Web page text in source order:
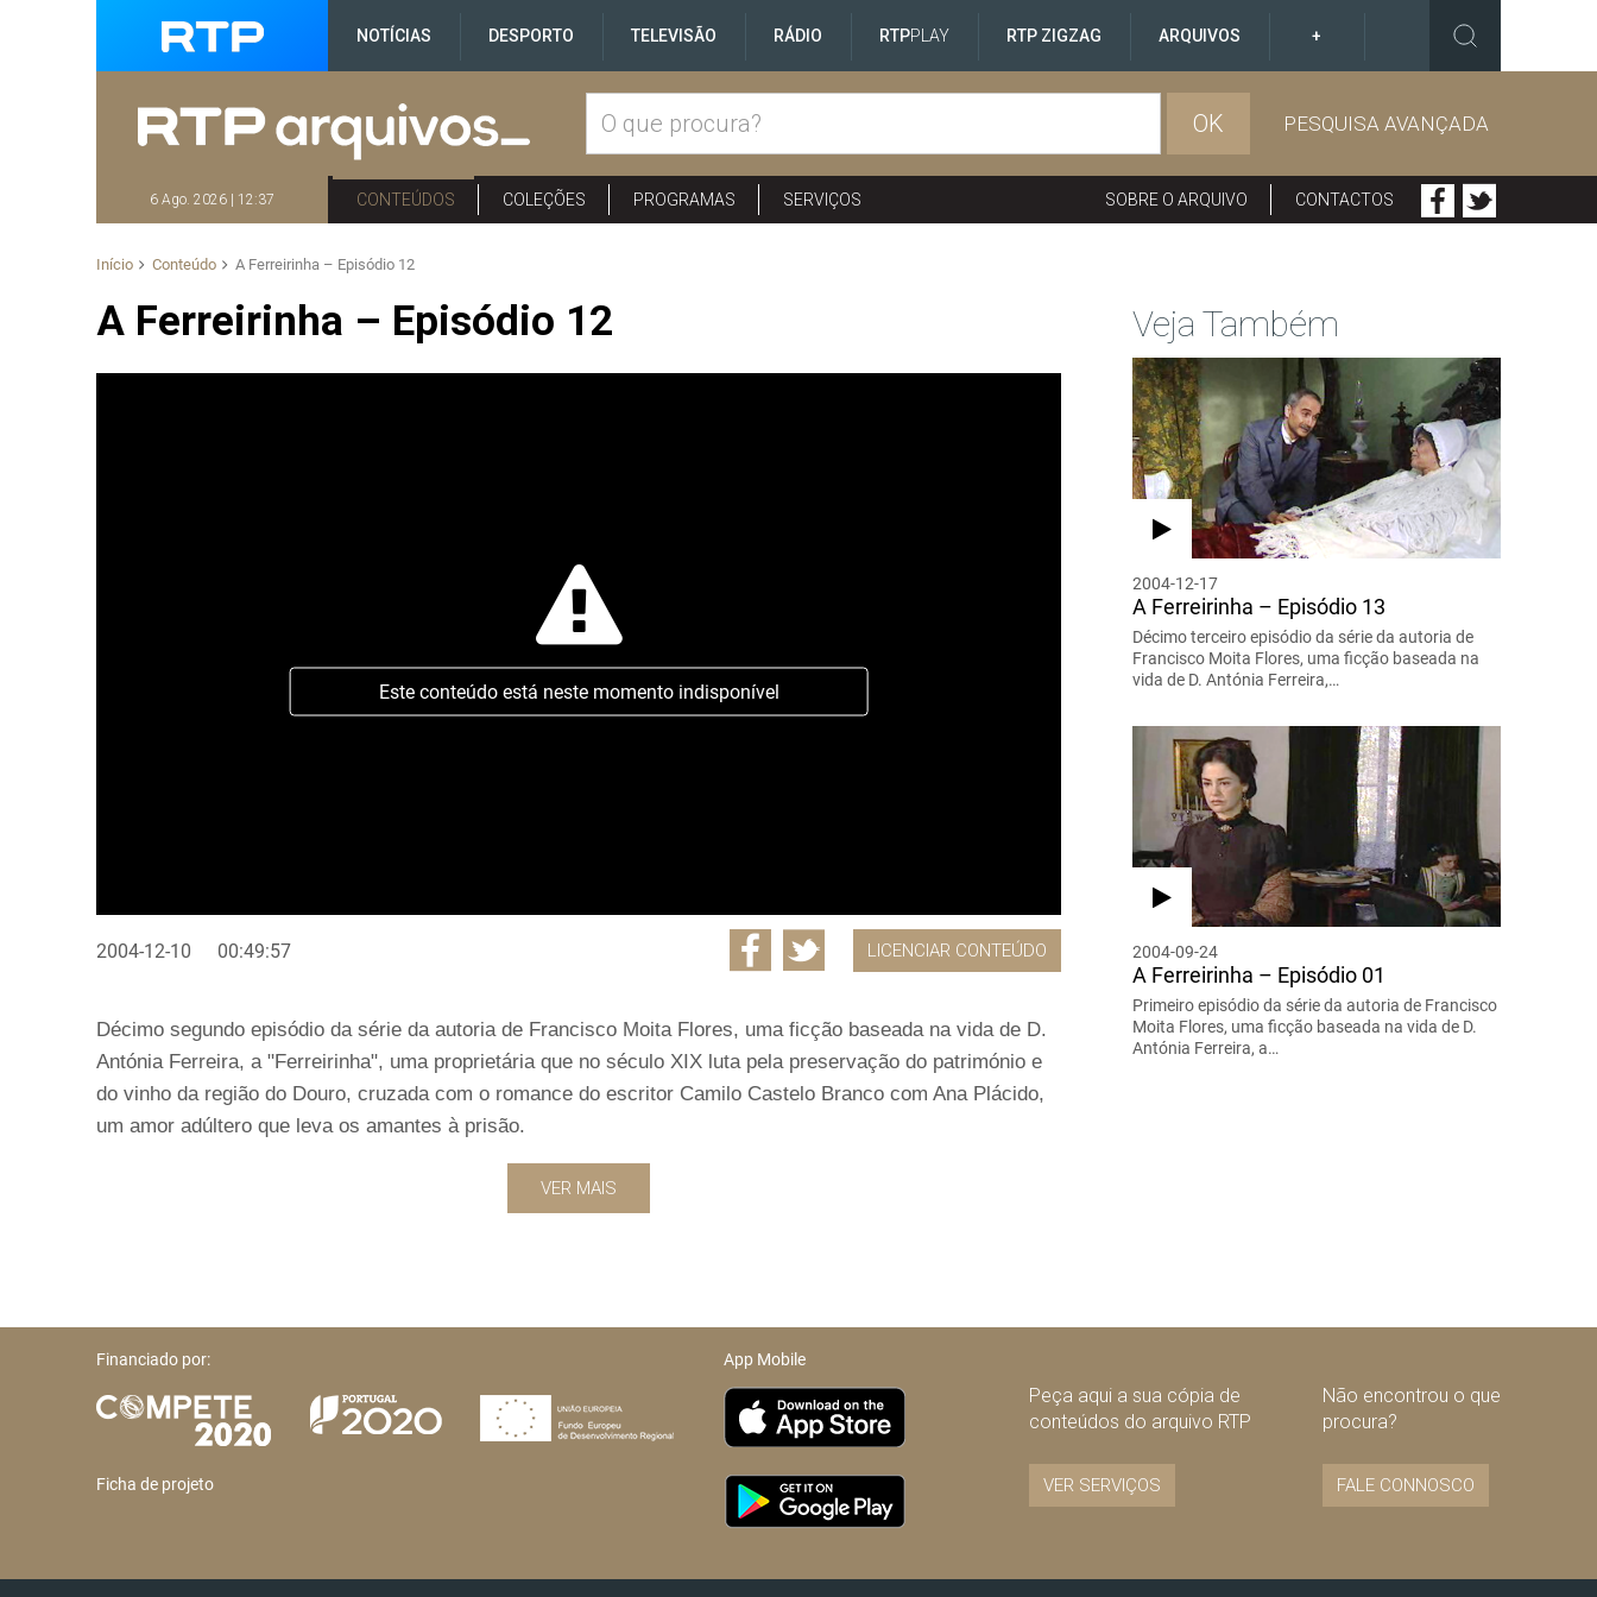
NOTÍCIAS DESPORTO TELEVISÃO RÁDIO RTPPLAY RTP ZIGZAG ARQUIVOS +
OK PESQUISA AVANÇADA
6 Ago. 2026 | 12:37 CONTEÚDOS COLEÇÕES PROGRAMAS SERVIÇOS SOBRE O ARQUIVO CONTACTOS
Início Conteúdo A Ferreirinha – Episódio 12
A Ferreirinha – Episódio 12
Este conteúdo está neste momento indisponível
2004-12-10 00:49:57 LICENCIAR CONTEÚDO
Décimo segundo episódio da série da autoria de Francisco Moita Flores, uma ficção baseada na vida de D.
Antónia Ferreira, a "Ferreirinha", uma proprietária que no século XIX luta pela preservação do património e
do vinho da região do Douro, cruzada com o romance do escritor Camilo Castelo Branco com Ana Plácido,
um amor adúltero que leva os amantes à prisão.
VER MAIS
Veja Também
2004-12-17
A Ferreirinha – Episódio 13
Décimo terceiro episódio da série da autoria de
Francisco Moita Flores, uma ficção baseada na
vida de D. Antónia Ferreira,…
2004-09-24
A Ferreirinha – Episódio 01
Primeiro episódio da série da autoria de Francisco
Moita Flores, uma ficção baseada na vida de D.
Antónia Ferreira, a…
Financiado por:
Ficha de projeto
App Mobile
Peça aqui a sua cópia de
conteúdos do arquivo RTP
VER SERVIÇOS
Não encontrou o que
procura?
FALE CONNOSCO